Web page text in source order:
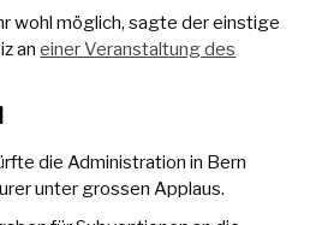
wohl möglich, sagte der einstige
aneiner Veranstaltung des
die Administration in Bern
unter grossen Applaus.